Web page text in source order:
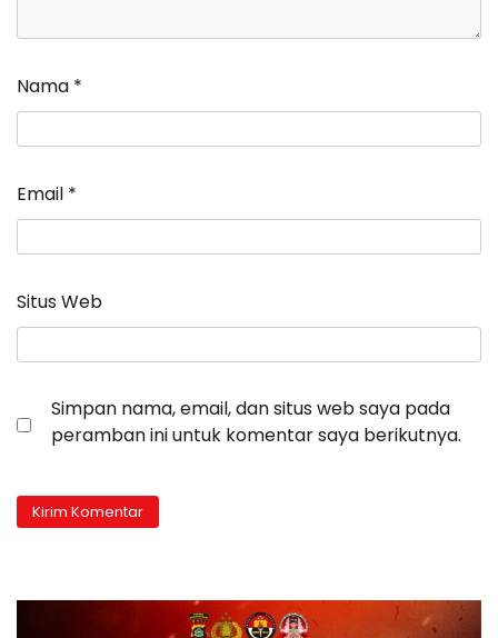
Nama *
Email *
Situs Web
Simpan nama, email, dan situs web saya pada
peramban ini untuk komentar saya berikutnya.